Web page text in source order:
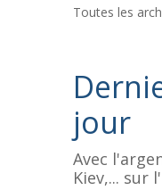
Toutes les
jour
Avec
Kiev,... sur